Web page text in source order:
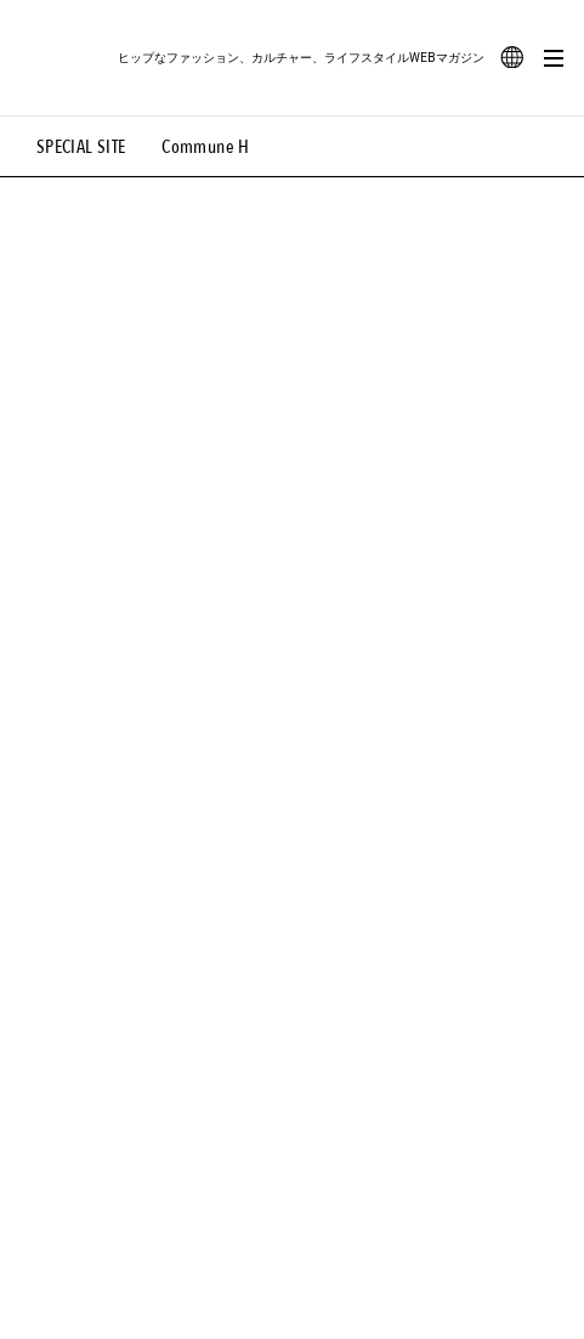
SPECIAL SITE Commune H
ヒップなファッション、カルチャー、ライフスタイルWEBマガジン
#路地裏てぃーん。 #MONTHLY JOURNAL
#MOVIE #LIFESTYLE #SNEAKER #OUTDOOR